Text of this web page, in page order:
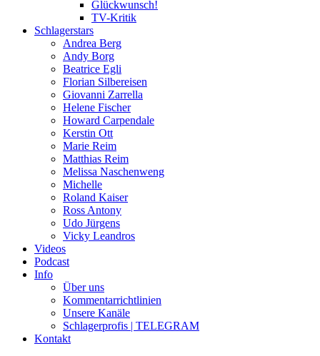
Glückwunsch!
TV-Kritik
Schlagerstars
Andrea Berg
Andy Borg
Beatrice Egli
Florian Silbereisen
Giovanni Zarrella
Helene Fischer
Howard Carpendale
Kerstin Ott
Marie Reim
Matthias Reim
Melissa Naschenweng
Michelle
Roland Kaiser
Ross Antony
Udo Jürgens
Vicky Leandros
Videos
Podcast
Info
Über uns
Kommentarrichtlinien
Unsere Kanäle
Schlagerprofis | TELEGRAM
Kontakt